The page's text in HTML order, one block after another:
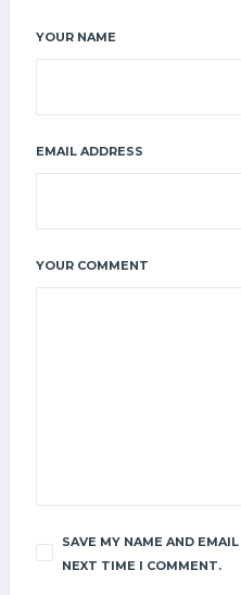
YOUR NAME
EMAIL ADDRESS
YOUR COMMENT
SAVE MY NAME AND
NEXT TIME I COMMENT.